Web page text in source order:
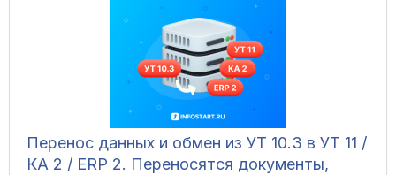
Перенос данных и обмен из УТ 10.3 в УТ 11 /
КА 2 / ERP 2. Переносятся документы,